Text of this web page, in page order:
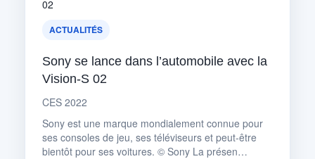
ACTUALITÉS
Sony se lance dans l’automobile avec la
Vision-S 02
CES 2022
Sony est une marque mondialement connue pour
ses consoles de jeu, ses téléviseurs et peut-être
bientôt pour ses voitures. © Sony La présen…